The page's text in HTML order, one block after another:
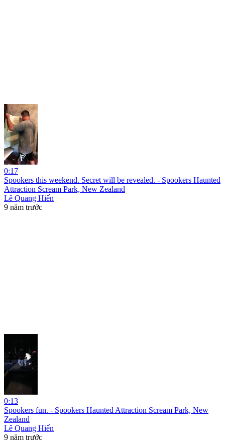
0:17
Spookers this weekend. Secret will be revealed. - Spookers Haunted
Attraction Scream Park, New Zealand
Lê Quang Hiến
9 năm trước
0:13
Spookers fun. - Spookers Haunted Attraction Scream Park, New
Zealand
Lê Quang Hiến
9 năm trước